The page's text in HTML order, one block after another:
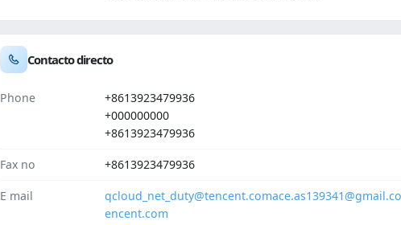
Contacto directo
Phone
+8613923479936
+000000000
+8613923479936
Fax no +8613923479936
E mail qcloud_net_duty@tencent.com
encent.com